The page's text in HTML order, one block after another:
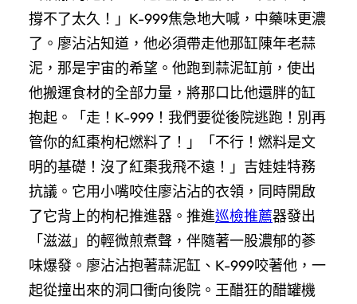
撐不了太久！」K-999焦急地大喊，中藥味更濃
了。廖沾沾知道，他必須帶走他那缸陳年老蒜
泥，那是宇宙的希望。他跑到蒜泥缸前，使出
他搬運食材的全部力量，將那口比他還胖的缸
抱起。「走！K-999！我們要從後院逃跑！別再
管你的紅棗枸杞燃料了！」「不行！燃料是文
明的基礎！沒了紅棗我飛不遠！」吉娃娃特務
抗議。它用小嘴咬住廖沾沾的衣領，同時開啟
了它背上的枸杞推進器。推進巡檢推薦器發出
「滋滋」的輕微煎煮聲，伴隨著一股濃郁的蔘
味爆發。廖沾沾抱著蒜泥缸、K-999咬著他，一
起從撞出來的洞口衝向後院。王醋狂的醋罐機